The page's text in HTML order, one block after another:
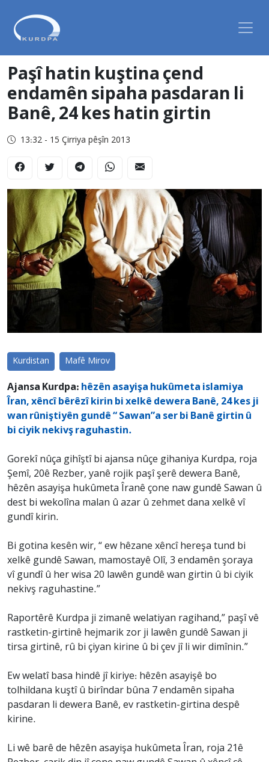
Paşî hatin kuştina çend
endamên sipaha pasdaran li
Banê, 24 kes hatin girtin
13:32 - 15 Çirriya pêşîn 2013
Kurdistan Mafê Mirov
Ajansa Kurdpa: hêzên asayişa hukûmeta islamiya
Îran, xêncî bêrêzî kirin bi xelkê dewera Banê, 24 kes ji
wan rûniştiyên gundê “ Sawan”a ser bi Banê girtin û
bi ciyik nekivş raguhastin.
Gorekî nûça gihîştî bi ajansa nûçe gihaniya Kurdpa, roja
Şemî, 20ê Rezber, yanê rojik paşî şerê dewera Banê,
hêzên asayişa hukûmeta Îranê çone naw gundê Sawan û
dest bi wekolîna malan û azar û zehmet dana xelkê vî
gundî kirin.
Bi gotina kesên wir, “ ew hêzane xêncî hereşa tund bi
xelkê gundê Sawan, mamostayê Olî, 3 endamên şoraya
vî gundî û her wisa 20 lawên gundê wan girtin û bi ciyik
nekivş raguhastine.”
Raportêrê Kurdpa ji zimanê welatiyan ragihand,” paşî vê
rastketin-girtinê hejmarik zor ji lawên gundê Sawan ji
tirsa girtinê, rû bi çiyan kirine û bi çev jî li wir dimînin.”
Ew welatî basa hindê jî kiriye: hêzên asayişê bo
tolhildana kuştî û birîndar bûna 7 endamên sipaha
pasdaran li dewera Banê, ev rastketin-girtina despê
kirine.
Li wê barê de hêzên asayişa hukûmeta Îran, roja 21ê